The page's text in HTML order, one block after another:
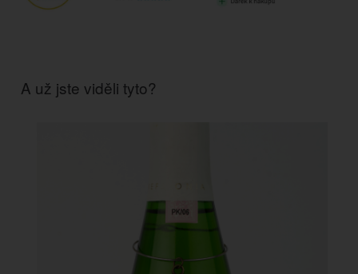
A už jste viděli tyto?